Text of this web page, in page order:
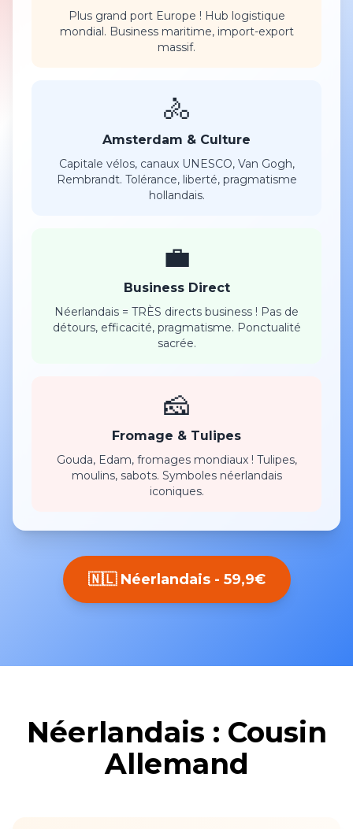
Plus grand port Europe ! Hub logistique
mondial. Business maritime, import-export
massif.
🚴
Amsterdam & Culture
Capitale vélos, canaux UNESCO, Van Gogh,
Rembrandt. Tolérance, liberté, pragmatisme
hollandais.
💼
Business Direct
Néerlandais = TRÈS directs business ! Pas de
détours, efficacité, pragmatisme. Ponctualité
sacrée.
🧀
Fromage & Tulipes
Gouda, Edam, fromages mondiaux ! Tulipes,
moulins, sabots. Symboles néerlandais
iconiques.
🇳🇱 Néerlandais - 59,9€
Néerlandais : Cousin
Allemand